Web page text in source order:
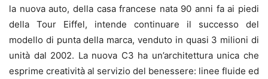
la nuova auto, della casa francese nata 90 anni fa ai piedi
della Tour Eiffel, intende continuare il successo del
modello di punta della marca, venduto in quasi 3 milioni di
unità dal 2002. La nuova C3 ha un’architettura unica che
esprime creatività al servizio del benessere: linee fluide ed